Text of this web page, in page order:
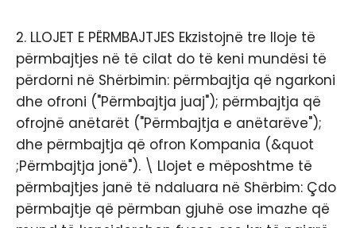
2. LLOJET E PËRMBAJTJES Ekzistojnë tre lloje të
përmbajtjes në të cilat do të keni mundësi të
përdorni në Shërbimin: përmbajtja që ngarkoni
dhe ofroni ("Përmbajtja juaj"); përmbajtja që
ofrojnë anëtarët ("Përmbajtja e anëtarëve");
dhe përmbajtja që ofron Kompania (&quot
;Përmbajtja jonë"). \ Llojet e mëposhtme të
përmbajtjes janë të ndaluara në Shërbim: Çdo
përmbajtje që përmban gjuhë ose imazhe që